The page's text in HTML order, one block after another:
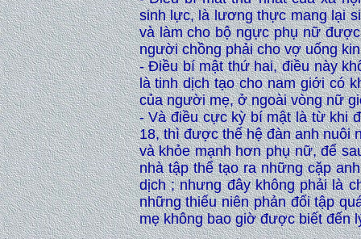
sinh lực, là lương thực mang lại
và làm cho bộ ngực phụ nữ
người chồng phải cho vợ uống
- Điều bí mật thứ hai, điều này
là tinh dịch tạo cho nam giới có
của người mẹ, ở ngoài vòng nữ
- Và điều cực kỳ bí mật là từ khi
18, thì được thế hệ đàn anh nuôi
và khỏe mạnh hơn phụ nữ, để
nhà tập thể tạo ra những cặp
dịch ; nhưng đây không phải là
những thiếu niên phản đối tập
mẹ không bao giờ được biết đến